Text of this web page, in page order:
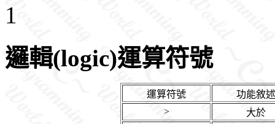
1
邏輯(logic)運算符號
運算符號
功能敘述
>
大於